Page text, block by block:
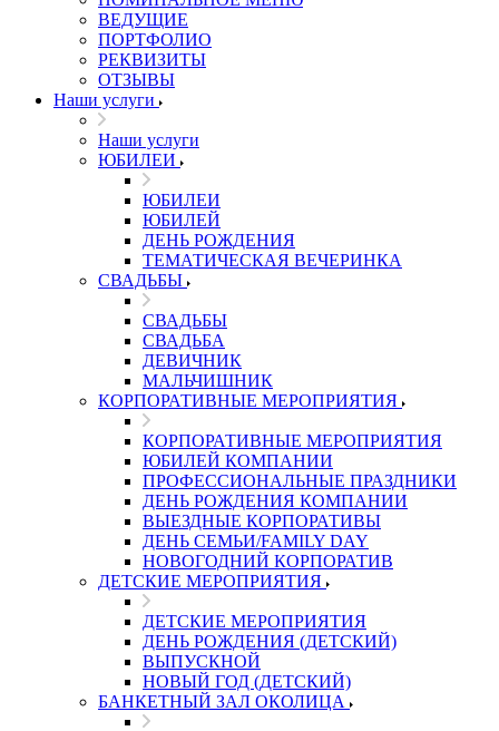
ВЕДУЩИЕ
ПОРТФОЛИО
РЕКВИЗИТЫ
ОТЗЫВЫ
Наши услуги
Наши услуги
ЮБИЛЕИ
ЮБИЛЕИ
ЮБИЛЕЙ
ДЕНЬ РОЖДЕНИЯ
ТЕМАТИЧЕСКАЯ ВЕЧЕРИНКА
СВАДЬБЫ
СВАДЬБЫ
СВАДЬБА
ДЕВИЧНИК
МАЛЬЧИШНИК
КОРПОРАТИВНЫЕ МЕРОПРИЯТИЯ
КОРПОРАТИВНЫЕ МЕРОПРИЯТИЯ
ЮБИЛЕЙ КОМПАНИИ
ПРОФЕССИОНАЛЬНЫЕ ПРАЗДНИКИ
ДЕНЬ РОЖДЕНИЯ КОМПАНИИ
ВЫЕЗДНЫЕ КОРПОРАТИВЫ
ДЕНЬ СЕМЬИ/FAMILY DAY
НОВОГОДНИЙ КОРПОРАТИВ
ДЕТСКИЕ МЕРОПРИЯТИЯ
ДЕТСКИЕ МЕРОПРИЯТИЯ
ДЕНЬ РОЖДЕНИЯ (ДЕТСКИЙ)
ВЫПУСКНОЙ
НОВЫЙ ГОД (ДЕТСКИЙ)
БАНКЕТНЫЙ ЗАЛ ОКОЛИЦА